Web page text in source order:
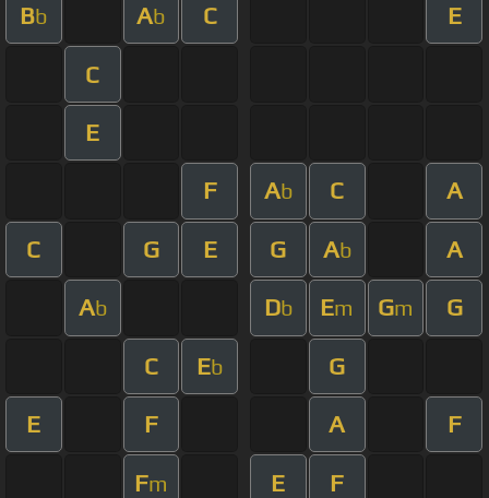
Bb Ab C E
C
E
F Ab C A
C G E G Ab A
Ab Db Em Gm G
C Eb G
E F A F
Fm E F